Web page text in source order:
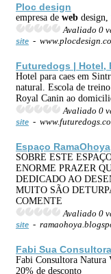
Ploc design
empresa de web design,
Avaliado 0
site -
Futuredogs | Hotel,
Hotel para caes em
natural. Escola de
Royal Canin ao
Avaliado 0
site -
Espaço RamaOhoya
SOBRE ESTE
ENORME PRAZER
DEDICADO AO
MUITO SÃO
COMENTE
Avaliado 0
site -
Fabi Sua
Fabi Consultora Natura
20% de desconto